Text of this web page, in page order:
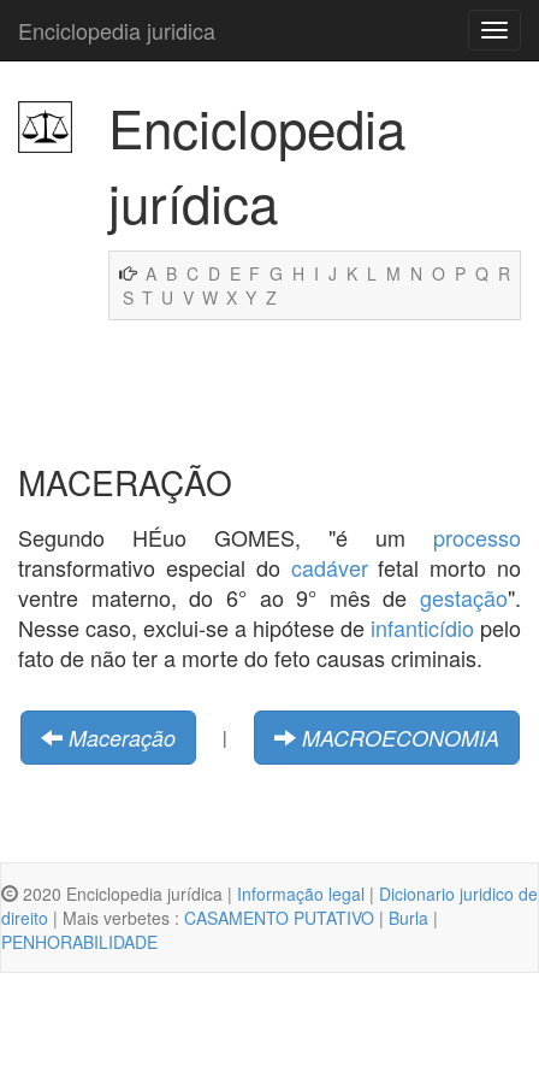
Enciclopedia juridica
Enciclopedia
jurídica
A B C D E F G H I J K L M N O P Q R
S T U V W X Y Z
MACERAÇÃO
Segundo HÉuo GOMES, "é um processo
transformativo especial do cadáverfetal morto no
ventre materno, do 6° ao 9° mês de gestação".
Nesse caso, exclui-se a hipótese de infanticídio pelo
fato de não ter a morte do feto causas criminais.
Maceração | MACROECONOMIA
2020 Enciclopedia jurídica | Informação legal | Dicionario juridico de
direito | Mais verbetes : CASAMENTO PUTATIVO | Burla |
PENHORABILIDADE